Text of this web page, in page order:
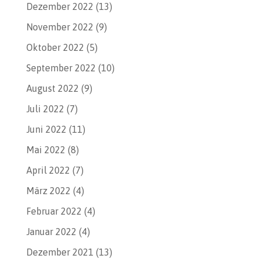
Dezember 2022 (13)
November 2022 (9)
Oktober 2022 (5)
September 2022 (10)
August 2022 (9)
Juli 2022 (7)
Juni 2022 (11)
Mai 2022 (8)
April 2022 (7)
März 2022 (4)
Februar 2022 (4)
Januar 2022 (4)
Dezember 2021 (13)